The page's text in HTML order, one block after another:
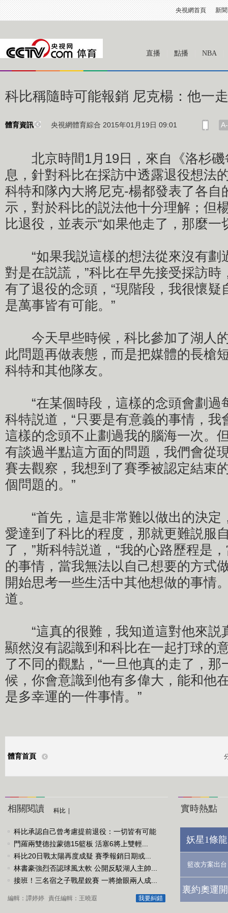
央視網首頁 新聞
直播 點播 NBA
科比稱隨時可能報銷 尼克楊：他一
體育資訊 央視網體育綜合 2015年01月19日 09:01 A-
北京時間1月19日，來自《洛杉磯
息，針對科比在採訪中透露退役想法
科特和隊內大將尼克-楊都發表了各自
示，對於科比的説法他十分理解；但
比退役，並表示“如果他走了，那麼一
“如果我説這樣的想法從來沒有劃
對是在説謊，”科比在早先接受採訪時
有了退役的念頭，“現階段，我很懷
是萬事皆有可能。”
今天早些時候，科比參加了湖人
此問題再做表態，而是把媒體的長槍
科特和其他隊友。
“在某個時段，這樣的念頭會劃過
科特説道，“只要是有意義的事情，我
這樣的念頭不止劃過我的腦海一次。
有談過半點這方面的問題，我們會從
賽去觀察，我想到了賽季被認定結束
個問題的。”
“首先，這是非常難以做出的決定
愛達到了科比的程度，那就更難説服
了，”斯科特説道，“我的心路歷程是
的事情，當我無法以自己想要的方式
開始思考一些生活中其他想做的事情
道。
“這真的很難，我知道這對他來説
顯然沒有認識到和科比在一起打球的
了不同的觀點，“一旦他真的走了，那
候，你會意識到他有多偉大，能和他
是多幸運的一件事情。”
體育首頁
相關閱讀 科比
科比承認自己曾考慮提前退役：一切皆有可能
門羅兩雙德拉蒙德15籃板 活塞6將上雙輕...
科比20日戰太陽再度成疑 賽季報銷日期或...
林書豪強烈否認球風太軟 公開反駁湖人主帥...
接班！三名宿之子戰星銳賽 一將搶眼兩人成...
我要糾錯
編輯：譚婷婷 責任編輯：王曉遐
實時熱點
妖星1條
籃改方案出台
裏約奧運